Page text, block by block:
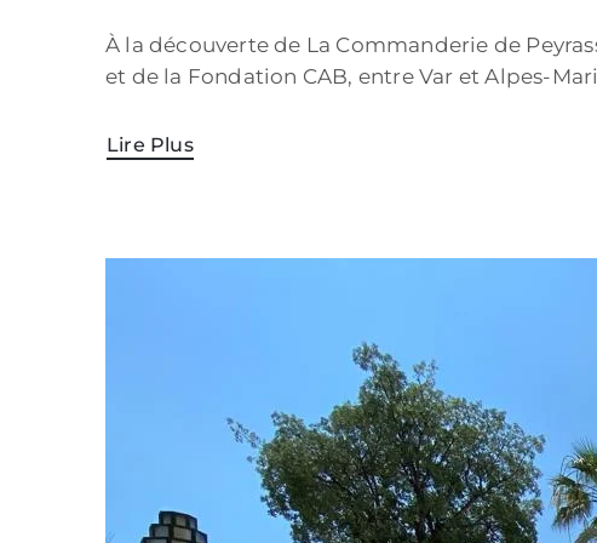
À la découverte de La Commanderie de
et de la Fondation CAB, entre Var et Alpes-
Lire Plus